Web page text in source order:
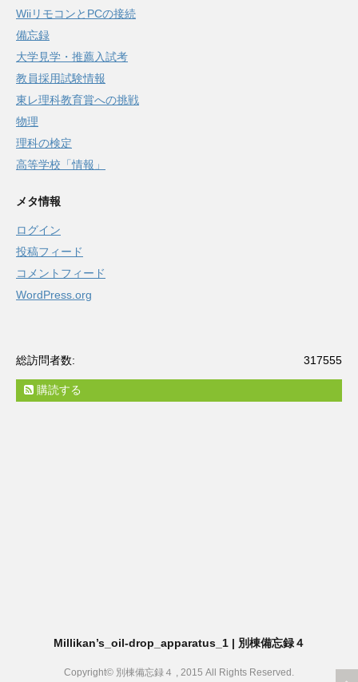
WiiリモコンとPCの接続
備忘録
大学見学・推薦入試考
教員採用試験情報
東レ理科教育賞への挑戦
物理
理科の検定
高等学校「情報」
メタ情報
ログイン
投稿フィード
コメントフィード
WordPress.org
317555
総訪問者数:
購読する
Millikan’s_oil-drop_apparatus_1 | 別棟備忘録４
Copyright© 別棟備忘録４ , 2015 All Rights Reserved.